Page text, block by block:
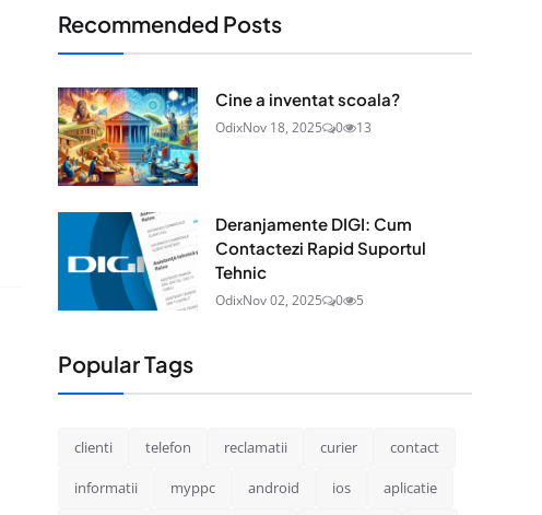
Recommended Posts
Cine a inventat scoala?
OdixNov 18, 2025 0 13
Deranjamente DIGI: Cum
Contactezi Rapid Suportul
Tehnic
OdixNov 02, 2025 0 5
Popular Tags
clienti telefon reclamatii curier contact
informatii myppc android ios aplicatie